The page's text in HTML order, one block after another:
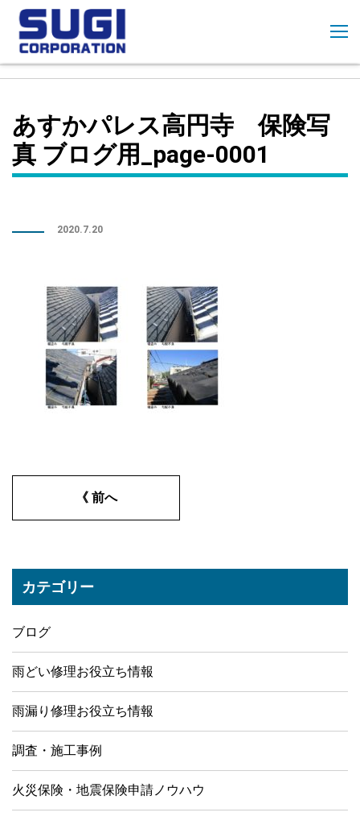
ン
あすかパレス高円寺 保険写
真 ブログ用_page-0001
2020.7.20
《 前へ
カテゴリー
ブログ
雨どい修理お役立ち情報
雨漏り修理お役立ち情報
調査・施工事例
火災保険・地震保険申請ノウハウ